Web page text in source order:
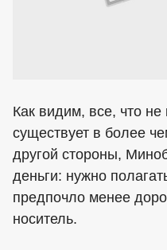
Как видим, все, что
существует в более
другой стороны,
деньги: нужно
предпочло менее
носитель.